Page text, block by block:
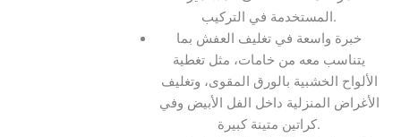
المستخدمة في التركيب.
خبرة واسعة في تغليف العفش بما
يتناسب معه من خامات، مثل تغطية
الألواح الخشبية بالورق المقوى، وتغليف
الأغراض المنزلية داخل الفل الأبيض وفي
كراتين متينة كبيرة.